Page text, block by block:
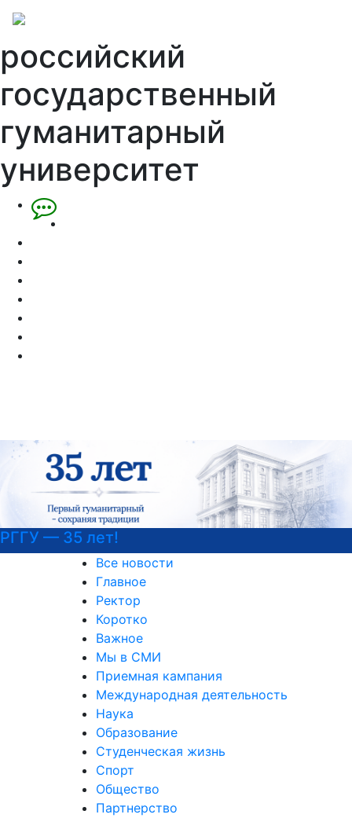
российский
государственный
гуманитарный
университет
Психологическая служба РГГУ
Все новости
Главное
Ректор
Коротко
Важное
Мы в СМИ
Приемная кампания
Международная деятельность
Наука
Образование
Студенческая жизнь
Спорт
Общество
Партнерство